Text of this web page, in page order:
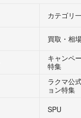
カテゴリ
買取・相
キャンペ
特集
ラクマ公
ョン特集
SPU